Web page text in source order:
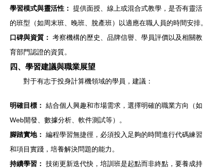
學習模式與靈活性： 提供面授、線上或混合式教學，是否有靈活
的班型（如周末班、晚班、脫產班）以適應在職人員的時間安排。
口碑與資質： 考察機構的歷史、品牌信譽、學員評價以及相關教
育部門認證的資質。
四、學習建議與職業展望
對于有志于投身計算機領域的學員，建議：
明確目標： 結合個人興趣和市場需求，選擇明確的職業方向（如
Web開發、數據分析、軟件測試等）。
腳踏實地： 編程學習無捷徑，必須投入足夠的時間進行代碼練習
和項目實踐，培養解決問題的能力。
持續學習： 技術更新迭代快，培訓班是起點而非終點，要養成持